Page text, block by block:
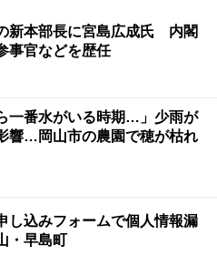
新本部長に宮島広成氏 内閣
事官などを歴任
一番水がいる時期…」少雨が
響…岡山市の農園で穂が枯れ
し込みフォームで個人情報漏
・早島町